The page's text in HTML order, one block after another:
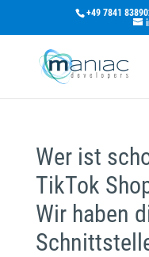
+49 7841
Wer ist
TikTok
Wir haben